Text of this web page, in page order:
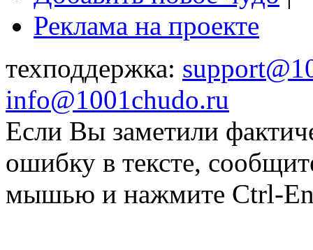
Реклама на проекте
техподдержка:
info@1001chudo.ru
Если Вы заметили
ошибку в тексте,
мышью и нажмите Ctrl-